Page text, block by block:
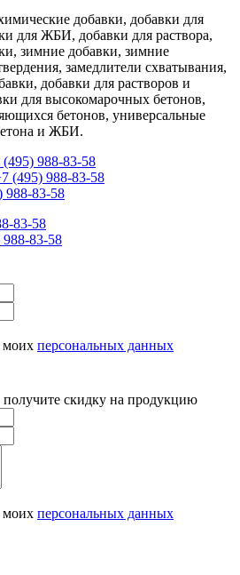
добавки, добавки для
для ЖБИ, добавки для раствора,
зимние добавки, зимние
замедлители схватывания,
добавки для растворов и
для высокомарочных бетонов,
бетонов, универсальные
и ЖБИ.
(495) 988-83-58
(495) 988-83-58
988-83-58
83-58
83-58
моих персональных данных
получите скидку на продукцию
моих персональных данных